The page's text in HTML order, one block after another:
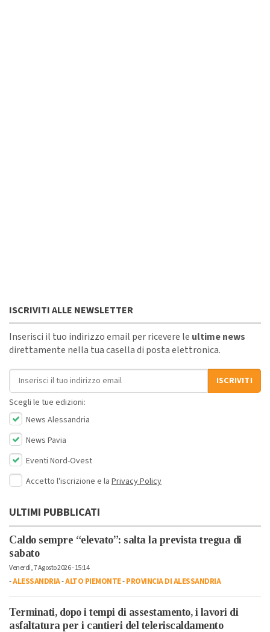
ISCRIVITI ALLE NEWSLETTER
Inserisci il tuo indirizzo email per ricevere le ultime news
direttamente nella tua casella di posta elettronica.
Indirizzo email
ISCRIVITI
Scegli le tue edizioni:
News Alessandria
News Pavia
Eventi Nord-Ovest
Accetto l'iscrizione e la Privacy Policy
ULTIMI PUBBLICATI
Caldo sempre “elevato”: salta la prevista tregua di
sabato
Venerdì, 7 Agosto 2026 - 15:14
-ALESSANDRIA-ALTO PIEMONTE-PROVINCIA DI ALESSANDRIA
Terminati, dopo i tempi di assestamento, i lavori di
asfaltatura per i cantieri del teleriscaldamento